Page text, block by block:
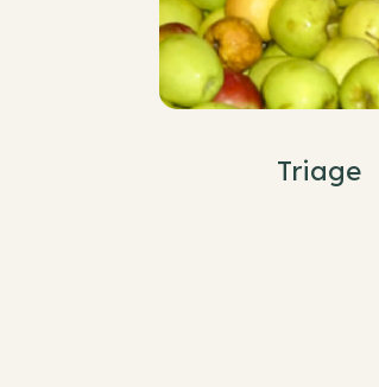
Triage